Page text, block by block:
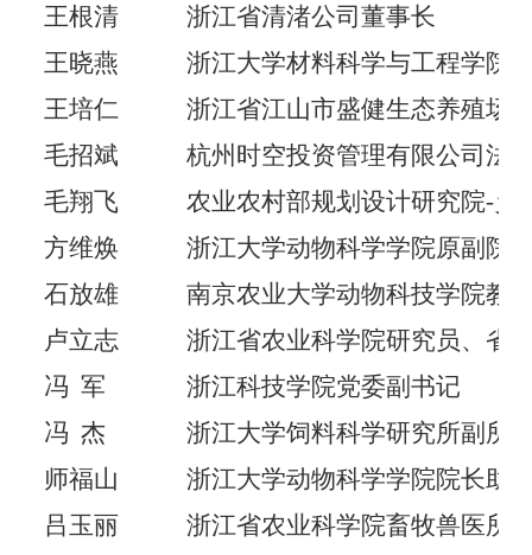
王根清
浙江省清渚公司董事长
王晓燕
浙江大学材料科学与工程学院
王培仁
浙江省江山市盛健生态养殖场
毛招斌
杭州时空投资管理有限公司法
毛翔飞
农业农村部规划设计研究院-乡
方维焕
浙江大学动物科学学院原副院
石放雄
南京农业大学动物科技学院教
卢立志
浙江省农业科学院研究员、省
冯 军
浙江科技学院党委副书记
冯 杰
浙江大学饲料科学研究所副所
师福山
浙江大学动物科学学院院长助
吕玉丽
浙江省农业科学院畜牧兽医所